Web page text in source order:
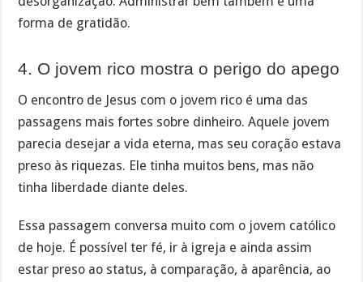
forma de gratidão.
4. O jovem rico mostra o perigo do apego
O encontro de Jesus com o jovem rico é uma das
passagens mais fortes sobre dinheiro. Aquele jovem
parecia desejar a vida eterna, mas seu coração estava
preso às riquezas. Ele tinha muitos bens, mas não
tinha liberdade diante deles.
Essa passagem conversa muito com o jovem católico
de hoje. É possível ter fé, ir à igreja e ainda assim
estar preso ao status, à comparação, à aparência, ao